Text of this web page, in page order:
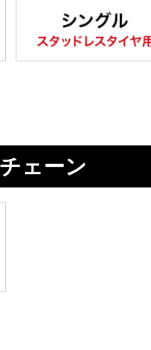
ェーン